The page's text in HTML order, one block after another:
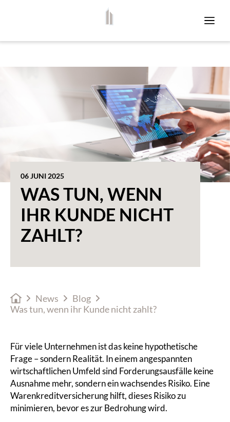
06 JUNI 2025
WAS TUN, WENN
IHR KUNDE NICHT
ZAHLT?
News
Blog
Was tun, wenn ihr Kunde nicht zahlt?
Für viele Unternehmen ist das keine hypothetische
Frage – sondern Realität. In einem angespannten
wirtschaftlichen Umfeld sind Forderungsausfälle keine
Ausnahme mehr, sondern ein wachsendes Risiko. Eine
Warenkreditversicherung hilft, dieses Risiko zu
minimieren, bevor es zur Bedrohung wird.